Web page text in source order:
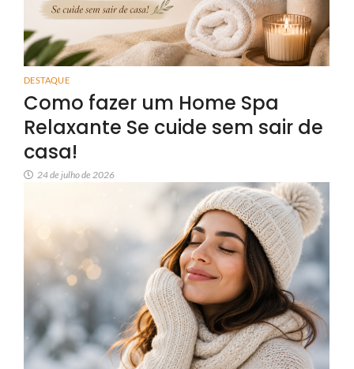
DESTAQUE
Como fazer um Home Spa
Relaxante Se cuide sem sair de
casa!
24 de julho de 2026